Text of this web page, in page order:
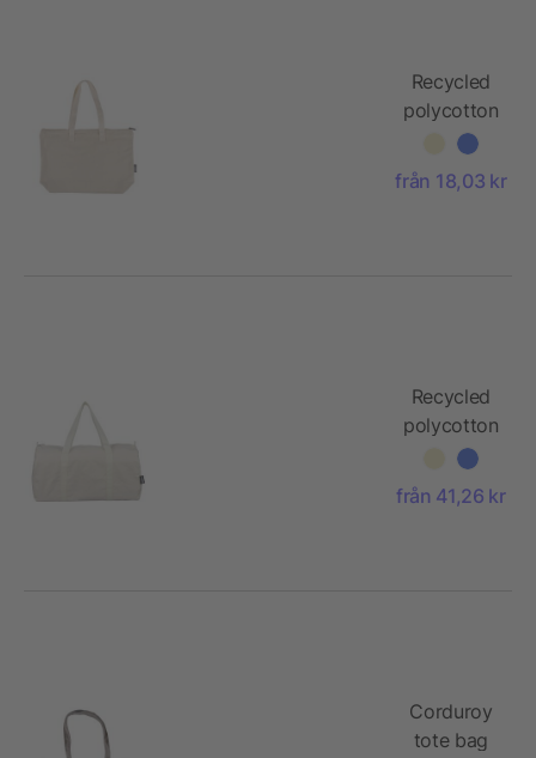
Recycled
polycotton
(330 gsm)
tote bag
Malina
från 18,03 kr
Recycled
polycotton
(330 gsm)
duffle bag
Tian
från 41,26 kr
Corduroy
tote bag